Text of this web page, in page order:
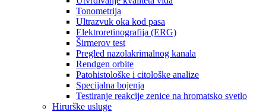
Tonometrija
Ultrazvuk oka kod pasa
Elektroretinografija (ERG)
Širmerov test
Pregled nazolakrimalnog kanala
Rendgen orbite
Patohistološke i citološke analize
Specijalna bojenja
Testiranje reakcije zenice na hromatsko svetlo
Hirurške usluge